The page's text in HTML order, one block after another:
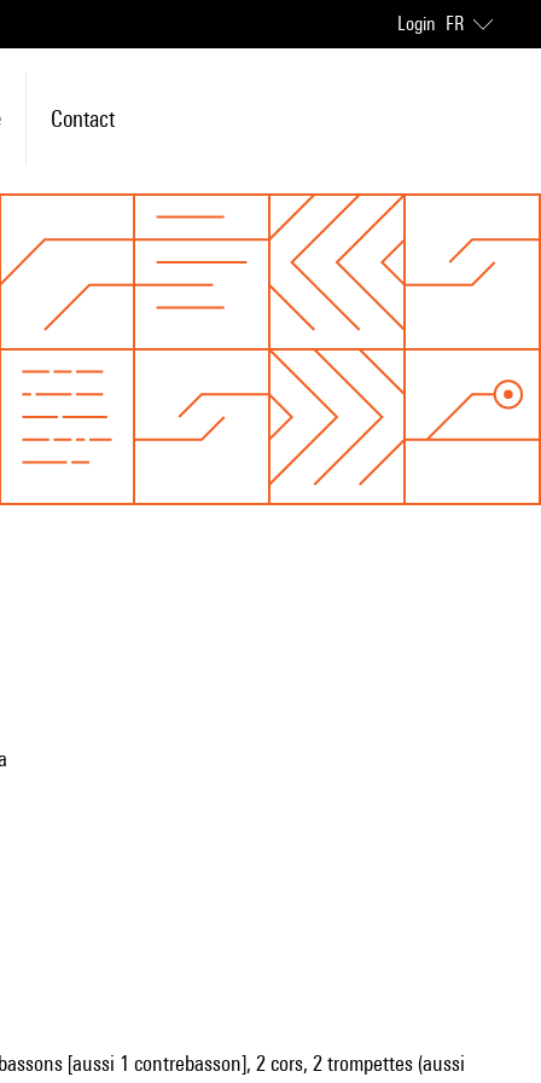
Login FR
Contact
[aussi 1 contrebasson], 2 cors, 2 trompettes (aussi